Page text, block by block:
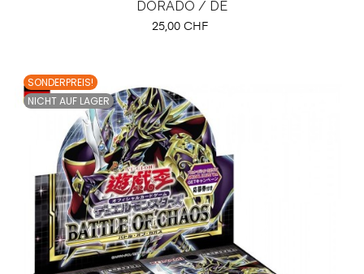
DORADO / DE
Preis
25,00 CHF
SONDERPREIS!
NICHT AUF LAGER